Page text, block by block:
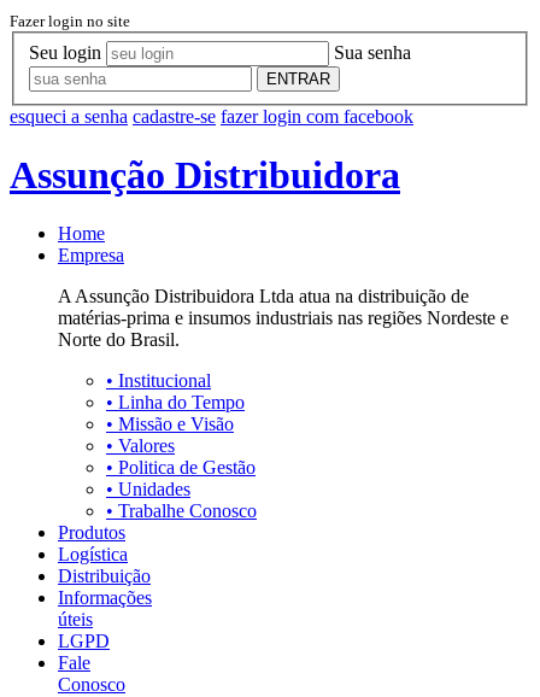
Fazer login no site
Seu login Sua senha
ENTRAR
esqueci a senha cadastre-se fazer login com facebook
Assunção Distribuidora
Home
Empresa
A Assunção Distribuidora Ltda atua na distribuição de
matérias-prima e insumos industriais nas regiões Nordeste e
Norte do Brasil.
• Institucional
• Linha do Tempo
• Missão e Visão
• Valores
• Politica de Gestão
• Unidades
• Trabalhe Conosco
Produtos
Logística
Distribuição
Informações
úteis
LGPD
Fale
Conosco